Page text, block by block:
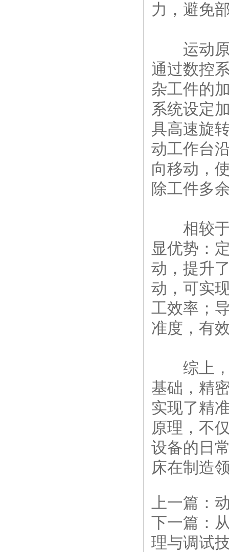
力，避免
运动原
通过数控
杂工件的
系统设定
具高速旋
动工作台
向移动，
除工件多
相较于
显优势：
动，提升
动，可实
工效率；
准度，有
综上，
基础，精
实现了精
原理，不
设备的日
床在制造
上一篇：
下一篇：
理与调试